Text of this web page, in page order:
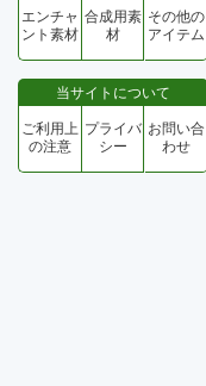
エンチャ
ント素材
合成用素
材
その他の
アイテム
当サイトについて
ご利用上
の注意
プライバ
シー
お問い合
わせ